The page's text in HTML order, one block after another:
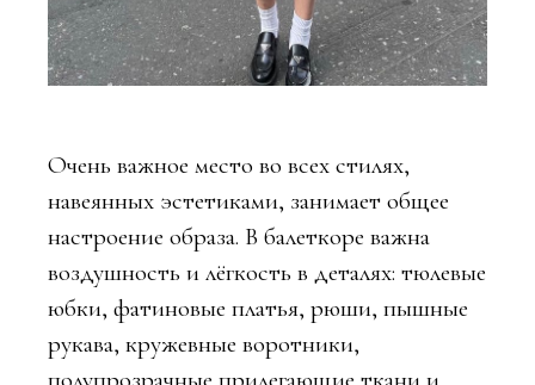
Очень важное место во всех стилях,
навеянных эстетиками, занимает общее
настроение образа. В балеткоре важна
воздушность и лёгкость в деталях: тюлевые
юбки, фатиновые платья, рюши, пышные
рукава, кружевные воротники,